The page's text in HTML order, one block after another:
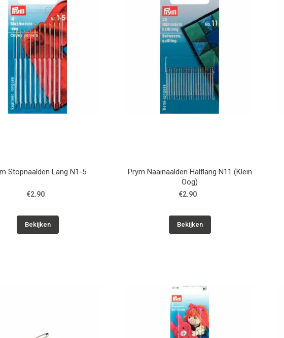
Stopnaalden Lang N1-5
€2.90
Bekijken
Prym Naainaalden Halflang N11 (Klein
Oog)
€2.90
Bekijken